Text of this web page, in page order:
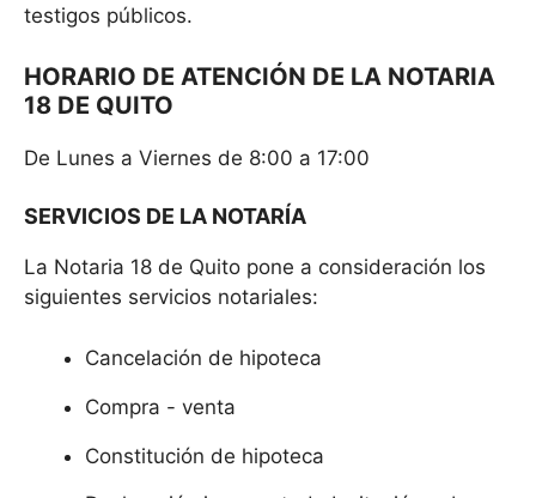
testigos públicos.
HORARIO DE ATENCIÓN DE LA NOTARIA
18 DE QUITO
De Lunes a Viernes de 8:00 a 17:00
SERVICIOS DE LA NOTARÍA
La Notaria 18 de Quito pone a consideración los
siguientes servicios notariales:
Cancelación de hipoteca
Compra - venta
Constitución de hipoteca